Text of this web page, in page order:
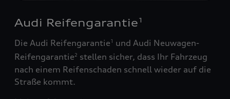
Audi Reifengarantie 1
Die Audi Reifengarantie1
und Audi Neuwagen-
Reifengarantie2 stellen sicher, dass Ihr Fahrzeug
nach einem Reifenschaden schnell wieder auf die
Straße kommt.